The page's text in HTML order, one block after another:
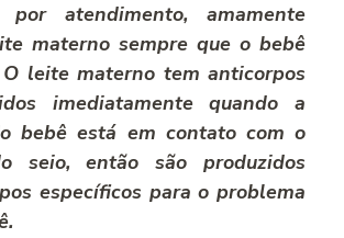
por atendimento, amamente
materno sempre que o bebê
leite materno tem anticorpos
imediatamente quando a
bebê está em contato com o
seio, então são produzidos
específicos para o problema